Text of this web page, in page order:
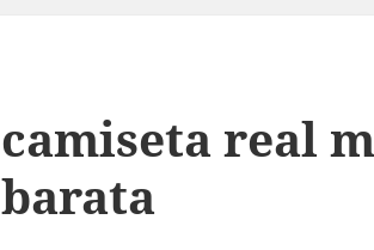
camiseta real
barata